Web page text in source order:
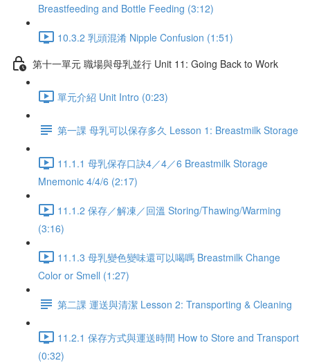
Breastfeeding and Bottle Feeding (3:12)
10.3.2 乳頭混淆 Nipple Confusion (1:51)
第十一單元 職場與母乳並行 Unit 11: Going Back to Work
單元介紹 Unit Intro (0:23)
第一課 母乳可以保存多久 Lesson 1: Breastmilk Storage
11.1.1 母乳保存口訣4／4／6 Breastmilk Storage
Mnemonic 4/4/6 (2:17)
11.1.2 保存／解凍／回溫 Storing/Thawing/Warming
(3:16)
11.1.3 母乳變色變味還可以喝嗎 Breastmilk Change
Color or Smell (1:27)
第二課 運送與清潔 Lesson 2: Transporting & Cleaning
11.2.1 保存方式與運送時間 How to Store and Transport
(0:32)